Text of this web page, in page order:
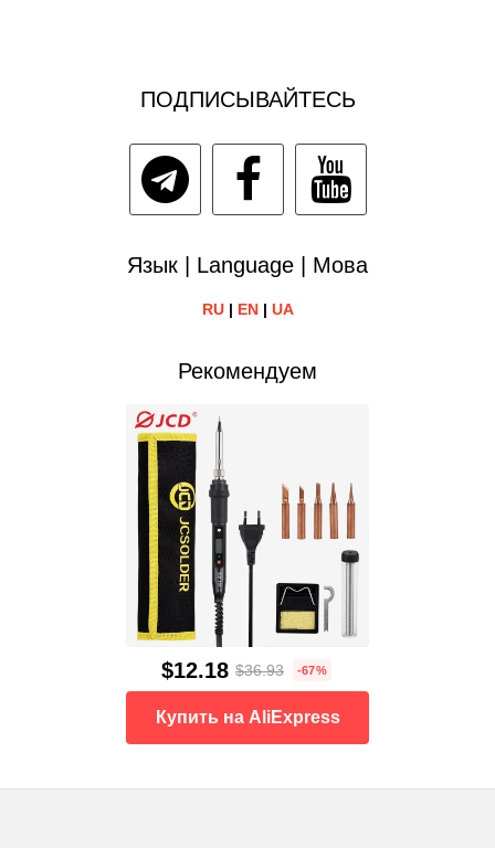
ПОДПИСЫВАЙТЕСЬ
Язык | Language | Мова
RU| EN| UA
Рекомендуем
$12.18 $36.93 -67%
Купить на AliExpress